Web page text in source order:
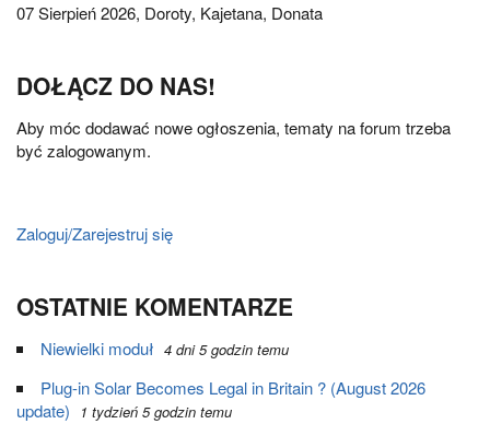
07 Sierpień 2026, Doroty, Kajetana, Donata
DOŁĄCZ DO NAS!
Aby móc dodawać nowe ogłoszenia, tematy na forum trzeba
być zalogowanym.
Zaloguj/Zarejestruj się
OSTATNIE KOMENTARZE
Niewielki moduł 4 dni 5 godzin temu
Plug-in Solar Becomes Legal in Britain ? (August 2026
update)
1 tydzień 5 godzin temu